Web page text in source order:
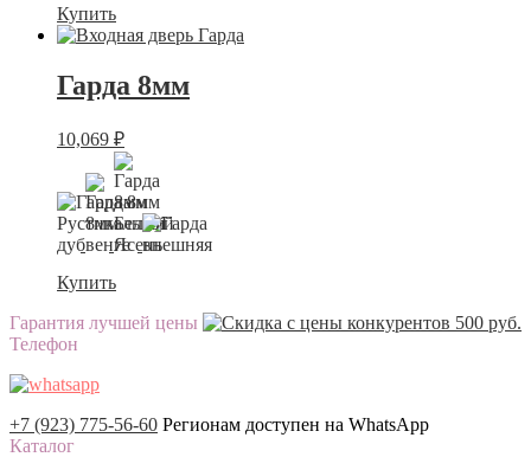
Купить
Гарда 8мм
10,069 ₽
Купить
Гарантия лучшей цены
Телефон
+7 (923) 775-56-60 Регионам доступен на WhatsApp
Каталог